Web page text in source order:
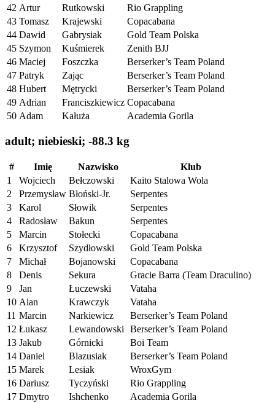
42 Artur Rutkowski
Rio Grappling
43 Tomasz Krajewski
Copacabana
44 Dawid Gabrysiak
Gold Team Polska
45 Szymon Kuśmierek
Zenith BJJ
46 Maciej Foszczka
Berserker’s Team Poland
47 Patryk Zając
Berserker’s Team Poland
48 Hubert Mętrycki
Berserker’s Team Poland
49 Adrian Franciszkiewicz Copacabana
50 Adam Kałuża Academia Gorila
adult; niebieski; -88.3 kg
# Imię Nazwisko
Klub
1
Wojciech Bełczowski
Kaito Stalowa Wola
2
Przemysław Błoński-Jr.
Serpentes
3
Karol Słowik
Serpentes
4
Radosław Bakun
Serpentes
5
Marcin Stołecki
Copacabana
6
Krzysztof Szydłowski
Gold Team Polska
7
Michał Bojanowski
Copacabana
8
Denis Sekura
Gracie Barra (Team Draculino)
9
Jan Łuczewski
Vataha
10 Alan Krawczyk
Vataha
11 Marcin Narkiewicz
Berserker’s Team Poland
12 Łukasz Lewandowski
Berserker’s Team Poland
13 Jakub Górnicki
Boi Team
14 Daniel Blazusiak
Berserker’s Team Poland
15 Marek Lesiak
WroxGym
16 Dariusz Tyczyński
Rio Grappling
17 Dmytro Ishchenko
Academia Gorila